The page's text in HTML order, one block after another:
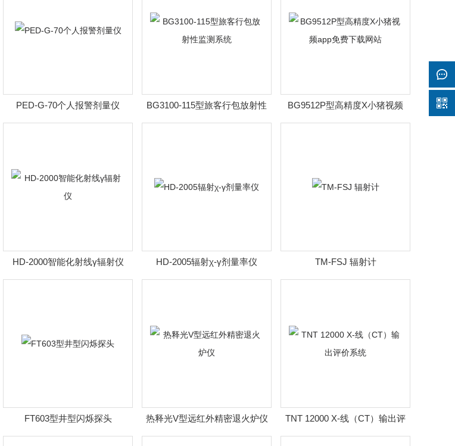
PED-G-70个人报警剂量仪
BG3100-115型旅客行包放射性
监测系统
BG9512P型高精度X小猪视频
app免费下载网站
HD-2000智能化射线γ辐射仪 HD-2005辐射χ-γ剂量率仪 TM-FSJ 辐射计
FT603型井型闪烁探头 热释光V型远红外精密退火炉仪
TNT 12000 X-线（CT）输出评
价系统